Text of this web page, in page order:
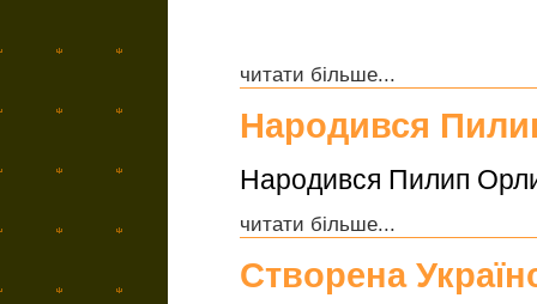
читати більше...
Народився
Народився Пилип
читати більше...
Створена